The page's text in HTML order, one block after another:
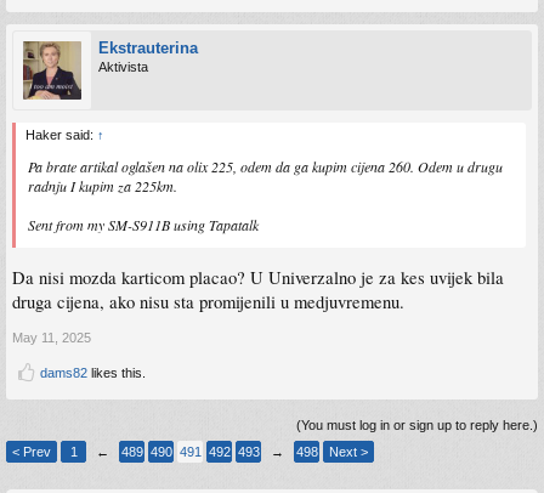
Ekstrauterina
Aktivista
Haker said: ↑
Pa brate artikal oglašen na olix 225, odem da ga kupim cijena 260. Odem u drugu
radnju I kupim za 225km.
Sent from my SM-S911B using Tapatalk
Da nisi mozda karticom placao? U Univerzalno je za kes uvijek bila
druga cijena, ako nisu sta promijenili u medjuvremenu.
May 11, 2025
dams82 likes this.
(You must log in or sign up to reply here.)
< Prev
1 ← 489 490 491 492 493 → 498 Next >